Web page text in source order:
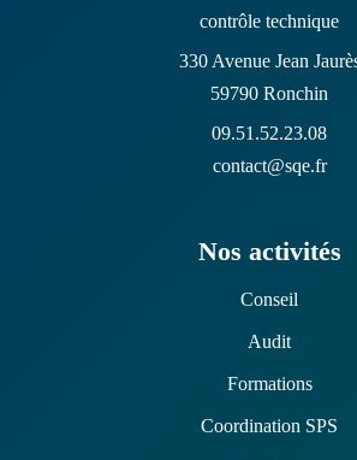
contrôle technique
330 Avenue Jean
59790 Ronchin
09.51.52.23.08
contact@sqe.fr
Nos activités
Conseil
Audit
Formations
Coordination SPS